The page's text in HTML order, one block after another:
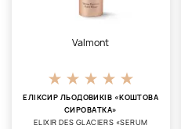
Valmont
ЕЛІКСИР ЛЬОДОВИКІВ «КОШТОВА
СИРОВАТКА»
ELIXIR DES GLACIERS «SERUM